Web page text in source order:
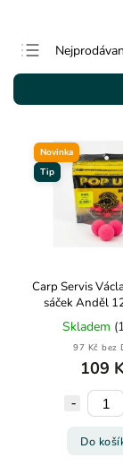
Nejlevnější
Nejdražší
Novinka
Tip
Carp Servis
sáček Anděl
Skladem
97 Kč bez
109
Do